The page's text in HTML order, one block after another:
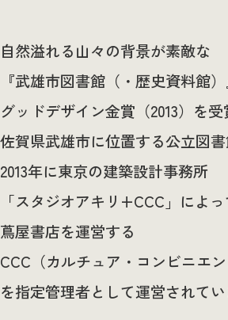
自然溢れる山々の背景が素敵な
『武雄市図書館（・歴史資料館
グッドデザイン金賞（2013）を受
佐賀県武雄市に位置する公立図書
2013年に東京の建築設計事務所
「スタジオアキリ+CCC」によっ
蔦屋書店を運営する
CCC（カルチュア・コンビニエン
を指定管理者として運営されてい